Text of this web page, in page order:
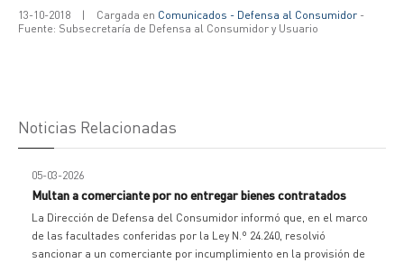
13-10-2018 | Cargada en Comunicados - Defensa al Consumidor -
Fuente: Subsecretaría de Defensa al Consumidor y Usuario
Noticias Relacionadas
05-03-2026
Multan a comerciante por no entregar bienes contratados
La Dirección de Defensa del Consumidor informó que, en el marco
de las facultades conferidas por la Ley N.º 24.240, resolvió
sancionar a un comerciante por incumplimiento en la provisión de